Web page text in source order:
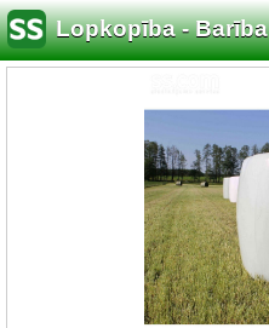
Lopkopība - Barība